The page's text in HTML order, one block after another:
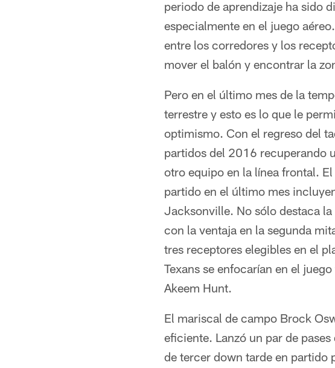
periodo de aprendizaje ha sido
especialmente en el juego
entre los corredores y los
mover el balón y encontrar la
Pero en el último mes de la
terrestre y esto es lo que le
optimismo. Con el regreso del
partidos del 2016 recuperando
otro equipo en la línea frontal.
partido en el último mes
Jacksonville. No sólo destaca
con la ventaja en la segunda
tres receptores elegibles en el
Texans se enfocarían en el
Akeem Hunt.
El mariscal de campo Brock
eficiente. Lanzó un par de
de tercer down tarde en partido